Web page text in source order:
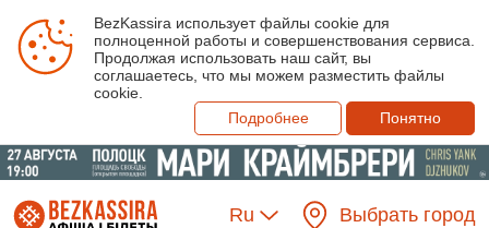
BezKassira использует файлы cookie для
полноценной работы и совершенствования сервиса.
Продолжая использовать наш сайт, вы
соглашаетесь, что мы можем разместить файлы
cookie.
Подробнее
Понятно
Ru Выбрать город